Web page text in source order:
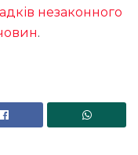
незаконного
.